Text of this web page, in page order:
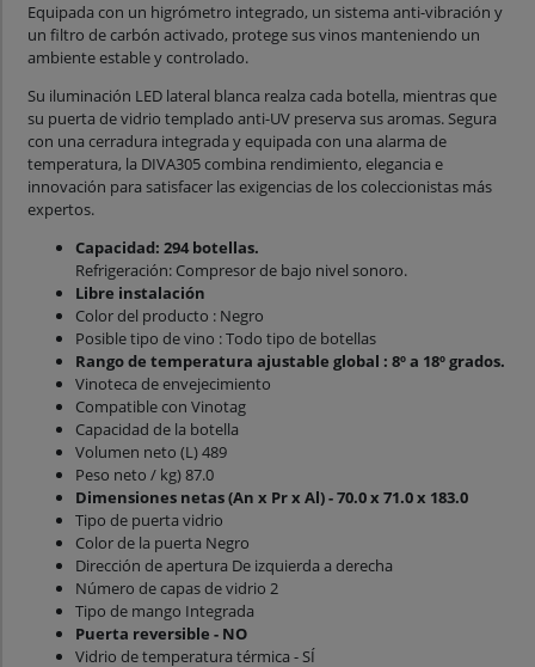
Equipada con un higrómetro integrado, un sistema anti-vibración y
un filtro de carbón activado, protege sus vinos manteniendo un
ambiente estable y controlado.
Su iluminación LED lateral blanca realza cada botella, mientras que
su puerta de vidrio templado anti-UV preserva sus aromas. Segura
con una cerradura integrada y equipada con una alarma de
temperatura, la DIVA305 combina rendimiento, elegancia e
innovación para satisfacer las exigencias de los coleccionistas más
expertos.
Capacidad: 294 botellas.
Refrigeración: Compresor de bajo nivel sonoro.
Libre instalación
Color del producto : Negro
Posible tipo de vino : Todo tipo de botellas
Rango de temperatura ajustable global : 8º a 18º grados.
Vinoteca de envejecimiento
Compatible con Vinotag
Capacidad de la botella
Volumen neto (L) 489
Peso neto / kg) 87.0
Dimensiones netas (An x Pr x Al) - 70.0 x 71.0 x 183.0
Tipo de puerta vidrio
Color de la puerta Negro
Dirección de apertura De izquierda a derecha
Número de capas de vidrio 2
Tipo de mango Integrada
Puerta reversible - NO
Vidrio de temperatura térmica - SÍ